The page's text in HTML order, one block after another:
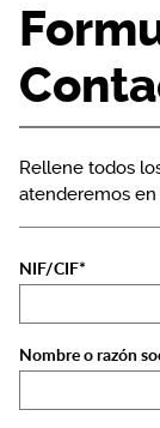
Rellene todos
atenderemos en
NIF/CIF*
Nombre o razón